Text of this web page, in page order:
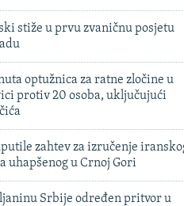
stiže u prvu zvaničnu posjetu
optužnica za ratne zločine u
protiv 20 osoba, uključujući
zahtev za izručenje
uhapšenog u Crnoj Gori
Srbije određen pritvor u